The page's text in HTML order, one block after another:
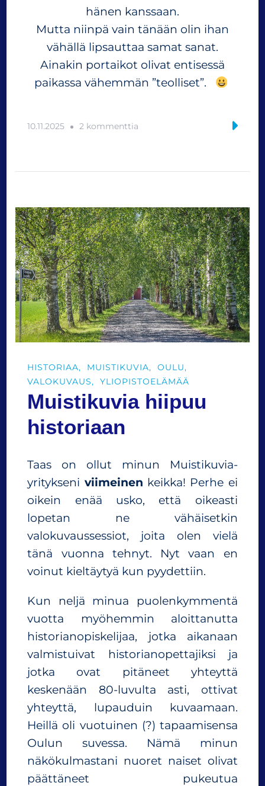
hänen kanssaan.
Mutta niinpä vain tänään olin ihan
vähällä lipsauttaa samat sanat.
Ainakin portaikot olivat entisessä
paikassa vähemmän ”teolliset”.
10.11.2025 2 kommenttia
e
l
i
i
n
H
i
s
t
o
r
a
n
a
a
a
HISTORIAA MUISTIKUVIA
OULU
VALOKUVAUS
YLIOPISTOELÄMÄÄ
Muistikuvia hiipuu
historiaan
Taas on ollut minun Muistikuvia-
yritykseni viimeinen keikka! Perhe ei
oikein enää usko, että oikeasti
lopetan ne vähäisetkin
valokuvaussessiot, joita olen vielä
tänä vuonna tehnyt. Nyt vaan en
voinut kieltäytyä kun pyydettiin.
Kun neljä minua puolenkymmentä
vuotta myöhemmin aloittanutta
historianopiskelijaa, jotka aikanaan
valmistuivat historianopettajiksi ja
jotka ovat pitäneet yhteyttä
keskenään 80-luvulta asti, ottivat
yhteyttä, lupauduin kuvaamaan.
Heillä oli vuotuinen (?) tapaamisensa
Oulun suvessa. Nämä minun
näkökulmastani nuoret naiset olivat
päättäneet pukeutua